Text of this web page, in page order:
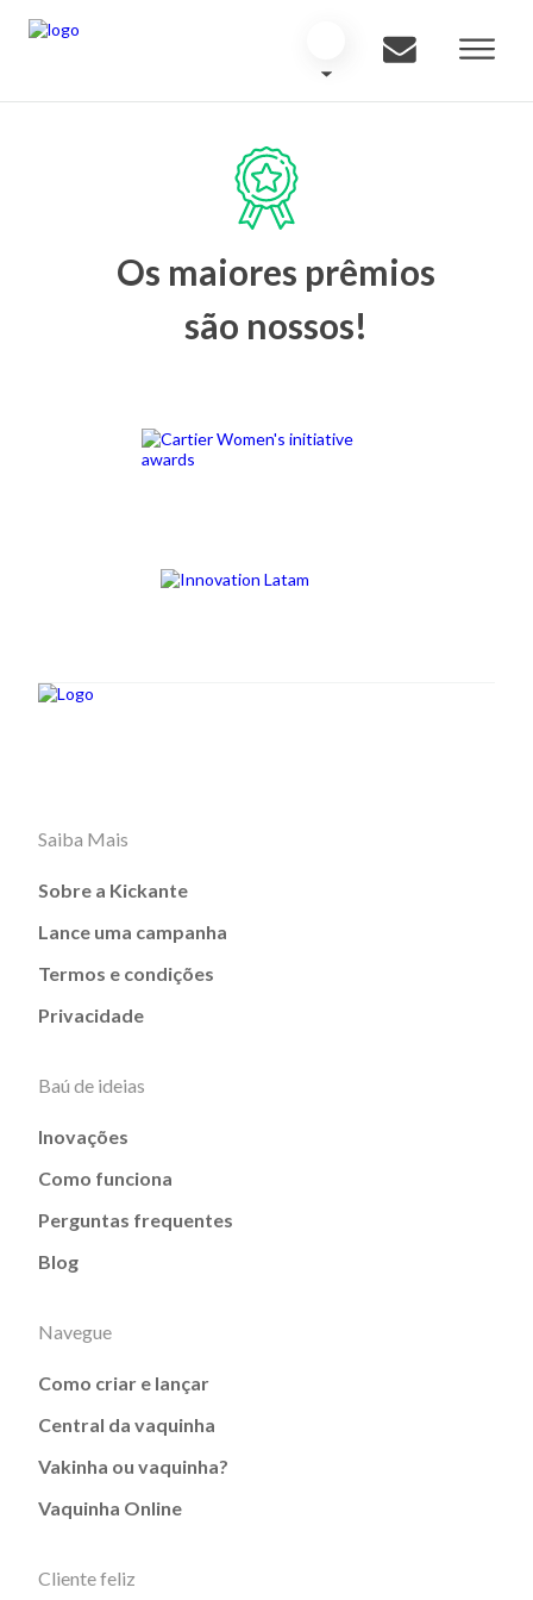
Os maiores prêmios
são nossos!
Saiba Mais
Sobre a Kickante
Lance uma campanha
Termos e condições
Privacidade
Baú de ideias
Inovações
Como funciona
Perguntas frequentes
Blog
Navegue
Como criar e lançar
Central da vaquinha
Vakinha ou vaquinha?
Vaquinha Online
Cliente feliz